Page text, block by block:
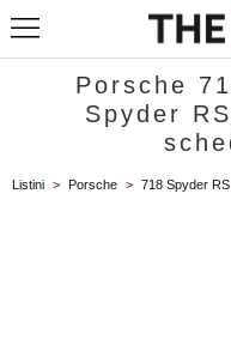
Porsche
Spyder
Listini > Porsche > 718 Spyder RS